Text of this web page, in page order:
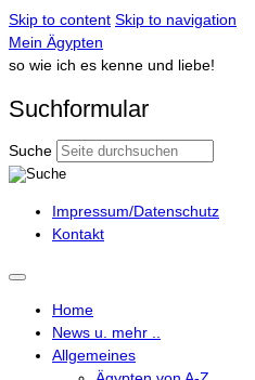
Skip to content Skip to navigation
Mein Ägypten
so wie ich es kenne und liebe!
Suchformular
Suche
Impressum/Datenschutz
Kontakt
Home
News u. mehr ..
Allgemeines